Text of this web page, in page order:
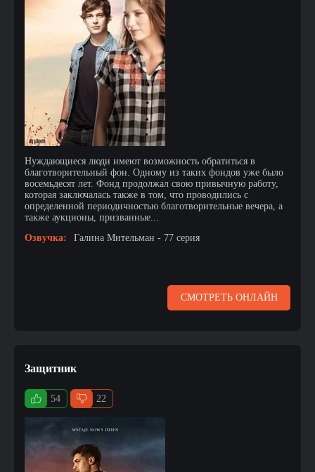
Нуждающиеся люди имеют возможность обратиться в
благотворительный фон. Одному из таких фондов уже было
восемьдесят лет. Фонд продолжал свою привычную работу,
которая заключалась также в том, что проводились с
определенной периодичностью благотворительные вечера, а
также аукционы, призванные...
Озвучка:
Галина Мительман - 77 серия
СМОТРЕТЬ ОНЛАЙН
Защитник
54 22